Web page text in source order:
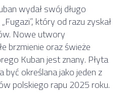
wydał swój długo
który od razu zyskał
Nowe utwory
brzmienie oraz świeże
Kuban jest znany. Płyta
być określana jako jeden z
polskiego rapu 2025 roku.